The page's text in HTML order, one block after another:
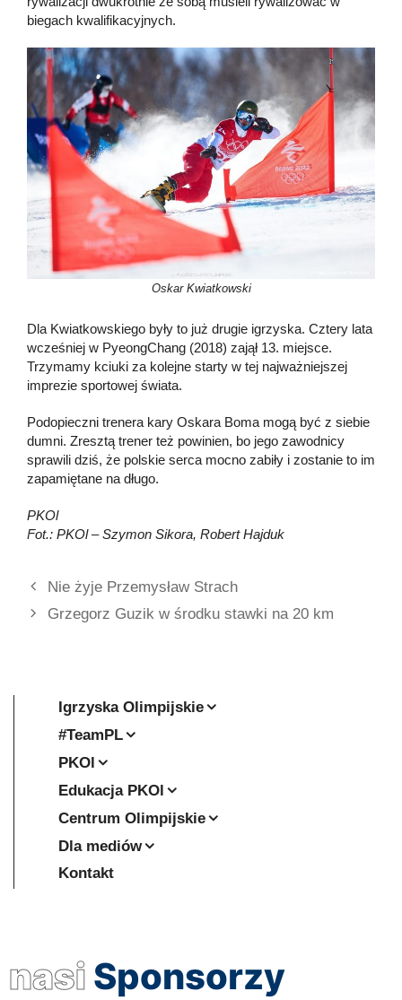
biegach kwalifikacyjnych.
Oskar Kwiatkowski
Dla Kwiatkowskiego były to już drugie igrzyska. Cztery lata
wcześniej w PyeongChang (2018) zajął 13. miejsce.
Trzymamy kciuki za kolejne starty w tej najważniejszej
imprezie sportowej świata.
Podopieczni trenera kary Oskara Boma mogą być z siebie
dumni. Zresztą trener też powinien, bo jego zawodnicy
sprawili dziś, że polskie serca mocno zabiły i zostanie to im
zapamiętane na długo.
PKOl
Fot.: PKOl – Szymon Sikora, Robert Hajduk
Nie żyje Przemysław Strach
Grzegorz Guzik w środku stawki na 20 km
Igrzyska Olimpijskie
#TeamPL
PKOl
Edukacja PKOl
Centrum Olimpijskie
Dla mediów
Kontakt
nasi Sponsorzy